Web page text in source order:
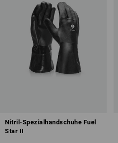
Nitril-Spezialhandschuhe Fuel
Star II